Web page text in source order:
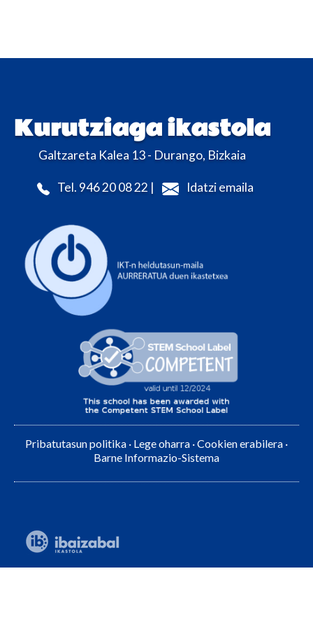
Kurutziaga ikastola
Galtzareta Kalea 13 - Durango, Bizkaia
Tel. 946 20 08 22 | Idatzi emaila
Pribatutasun politika · Lege oharra ·Cookien erabilera ·
Barne Informazio-Sistema